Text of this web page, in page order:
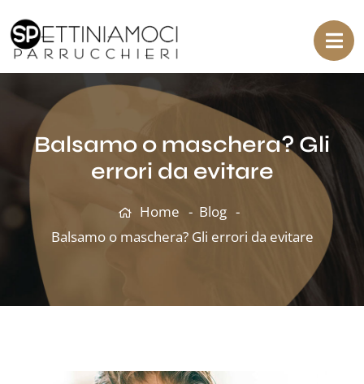
Balsamo o maschera? Gli
errori da evitare
Home
Blog
Balsamo o maschera? Gli errori da evitare